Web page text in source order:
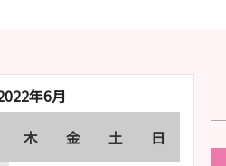
年6月
木 金 土 日